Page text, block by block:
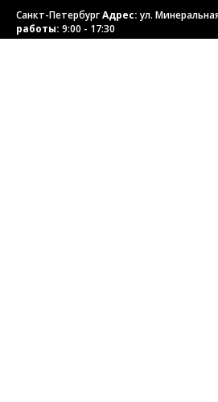
Санкт-ПетербургАдрес:ул.
работы: 9:00 - 17:30